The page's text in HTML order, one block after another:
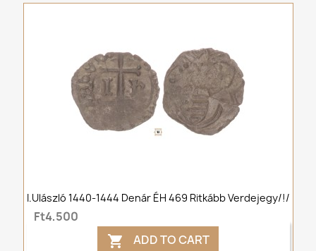
I.Ulászló 1440-1444 Denár ÉH 469 Ritkább Verdejegy/!/
Ft4,500
 ADD TO CART